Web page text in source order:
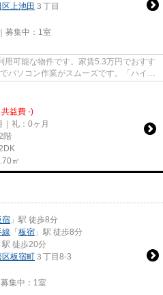
区上池田 ３丁目
募集中： 1室
可能な物件です。家賃5.3万円でおすす
パソコン作業がスムーズです。「ハイツ
益費 -)
｜礼：0ヶ月
階
㎡
宿 」駅 徒歩8分
線 「 板宿 」駅 徒歩8分
駅 徒歩20分
区板宿町 ３丁目8-3
集中： 1室